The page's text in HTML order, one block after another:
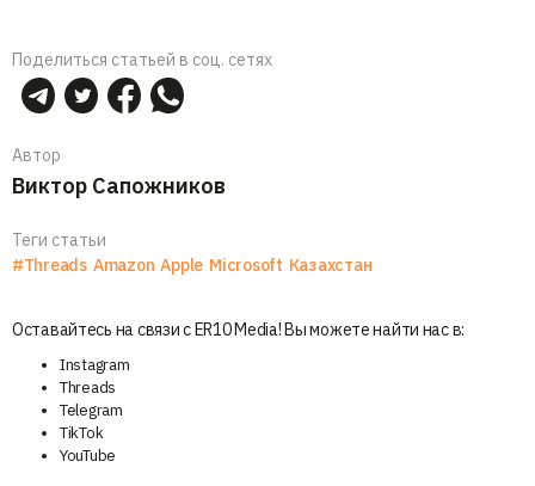
Поделиться статьей в соц. сетях
Автор
Виктор Сапожников
Теги статьи
#Threads Amazon Apple Microsoft Казахстан
Оставайтесь на связи с ER10 Media! Вы можете найти нас в:
Instagram
Threads
Telegram
TikTok
YouTube